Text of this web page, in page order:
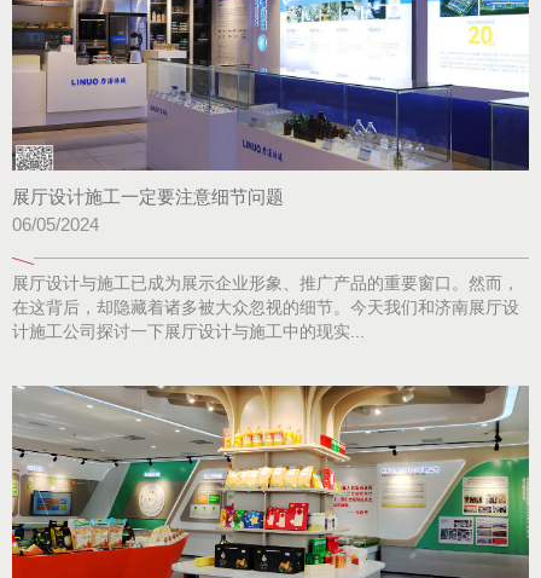
展厅设计施工一定要注意细节问题
06/05/2024
展厅设计与施工已成为展示企业形象、推广产品的重要窗口。然而，
在这背后，却隐藏着诸多被大众忽视的细节。今天我们和济南展厅设
计施工公司探讨一下展厅设计与施工中的现实...